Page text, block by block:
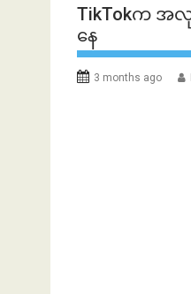
TikTokက အ
နေ
3 months ago